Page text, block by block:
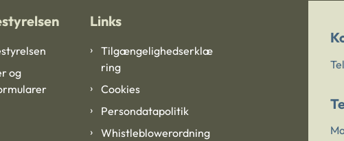
og
Links
Tilgængelighedserklæ
ring
Cookies
Persondatapolitik
Whistleblowerordning